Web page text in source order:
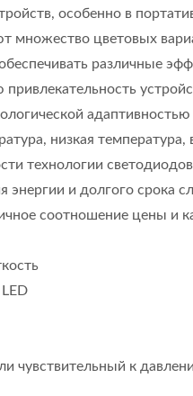
особенно в
множество цветовых
различные
низкая
технологии
энергии и долгого срока
соотношение цены и
чувствительный к
С